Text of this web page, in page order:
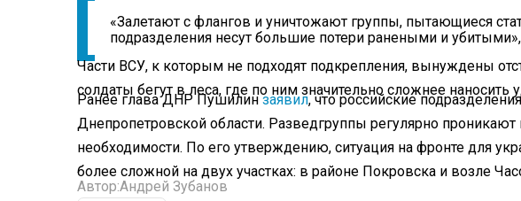
«Залетают с флангов и уничтожают группы, пытающиеся
подразделения несут большие потери ранеными и
Части ВСУ, к которым не подходят подкрепления, вынуждены
солдаты бегут в леса, где по ним значительно сложнее наносить
Ранее глава ДНР Пушилинзаявил, что российские
Днепропетровской области. Разведгруппы регулярно проникают
необходимости. По его утверждению, ситуация на фронте для
более сложной на двух участках: в районе Покровска и возле
Автор:Андрей Зубанов